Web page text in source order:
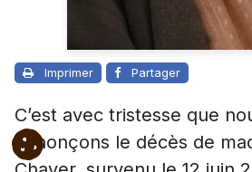
Imprimer Partager
C’est avec tristesse que
annonçons le décès de